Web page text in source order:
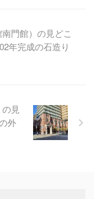
門館）の見どこ
年完成の石造り
見
外